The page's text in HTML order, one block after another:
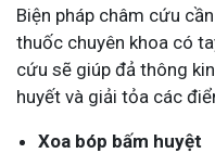
Biện pháp châm cứu
thuốc chuyên khoa có
cứu sẽ giúp đả thông
huyết và giải tỏa các
Xoa bóp bấm huyệt